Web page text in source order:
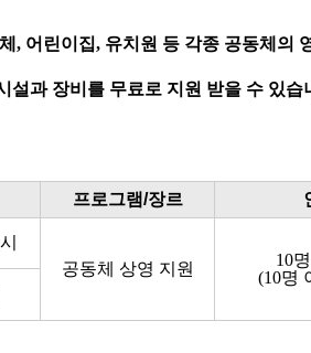
, 어린이집, 유치원 등 각종 공동체의
설과 장비를 무료로 지원 받을 수 있습
프로그램/장르
공동체 상영 지원
10
(10명